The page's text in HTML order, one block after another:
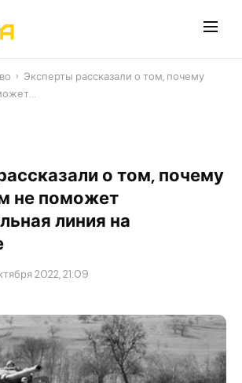
› ​Эксперты рассказали о том, почему
о том, почему
не поможет
линия на
2022, 21:09